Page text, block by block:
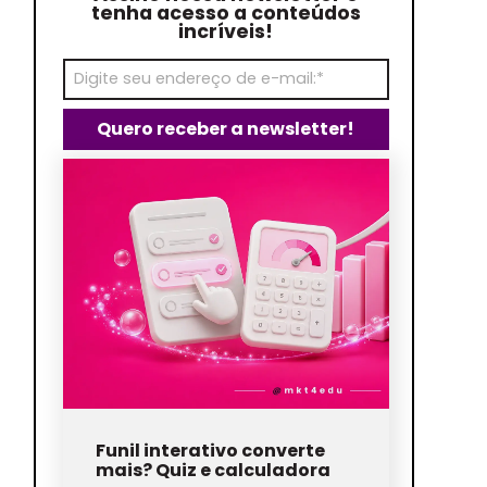
tenha acesso a conteúdos
incríveis!
Funil interativo converte
mais? Quiz e calculadora